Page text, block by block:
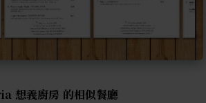
想義廚房 的相似餐廳